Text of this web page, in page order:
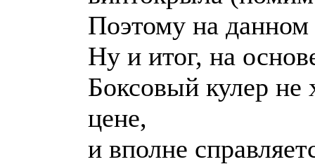
Поэтому на
Ну и итог, на
Боксовый кулер
цене,
и вполне